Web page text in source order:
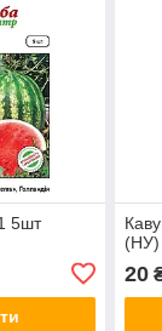
5шт
(НУ)
20